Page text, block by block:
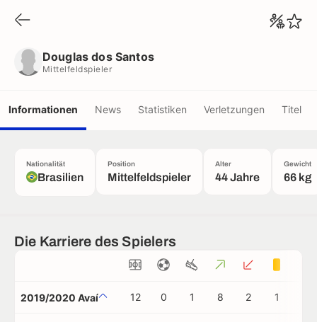
Douglas dos Santos
Mittelfeldspieler
Informationen News Statistiken Verletzungen Titel
Nationalität
Brasilien
Position
Mittelfeldspieler
Alter
44 Jahre
Gewicht
66 kg
Die Karriere des Spielers
2019/2020 Avaí 12 0 1 8 2 1